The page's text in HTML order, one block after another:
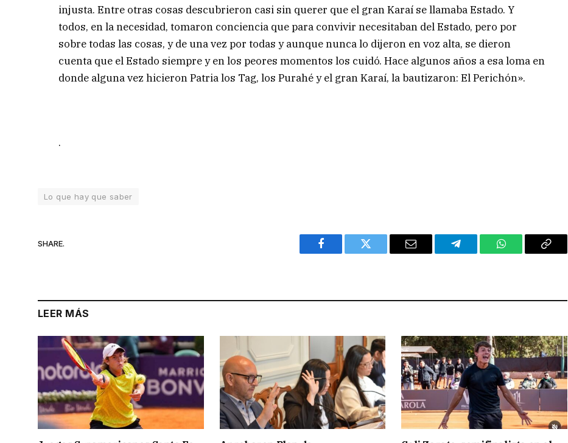
injusta. Entre otras cosas descubrieron casi sin querer que el gran Karaí se llamaba Estado. Y
todos, en la necesidad, tomaron conciencia que para convivir necesitaban del Estado, pero por
sobre todas las cosas, y de una vez por todas y aunque nunca lo dijeron en voz alta, se dieron
cuenta que el Estado siempre y en los peores momentos los cuidó. Hace algunos años a esa loma en
donde alguna vez hicieron Patria los Tag, los Purahé y el gran Karaí, la bautizaron: El Perichón».
.
Lo que hay que saber
SHARE.
Facebook Twitter Email Telegram WhatsAppCopy
LEER MÁS